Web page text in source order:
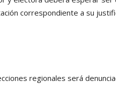
correspondiente a su
regionales será